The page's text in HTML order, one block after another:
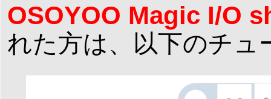
OSOYOO Magic I/O
れた方は、以下のチ